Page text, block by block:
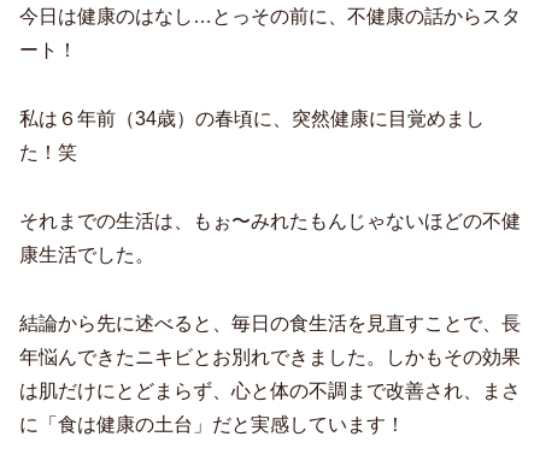
今日は健康のはなし…とっその前に、不健康の話からスタ
ート！
私は６年前（34歳）の春頃に、突然健康に目覚めまし
た！笑
それまでの生活は、もぉ〜みれたもんじゃないほどの不健
康生活でした。
結論から先に述べると、毎日の食生活を見直すことで、長
年悩んできたニキビとお別れできました。しかもその効果
は肌だけにとどまらず、心と体の不調まで改善され、まさ
に「食は健康の土台」だと実感しています！